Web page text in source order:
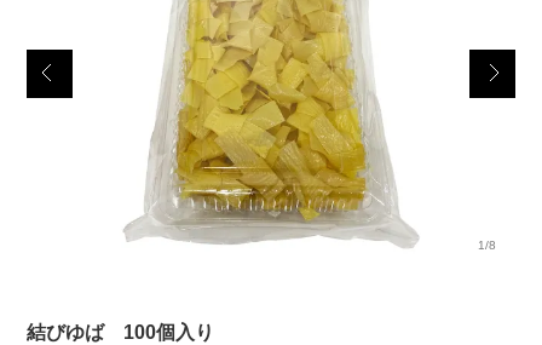
1/8
結びゆば 100個入り